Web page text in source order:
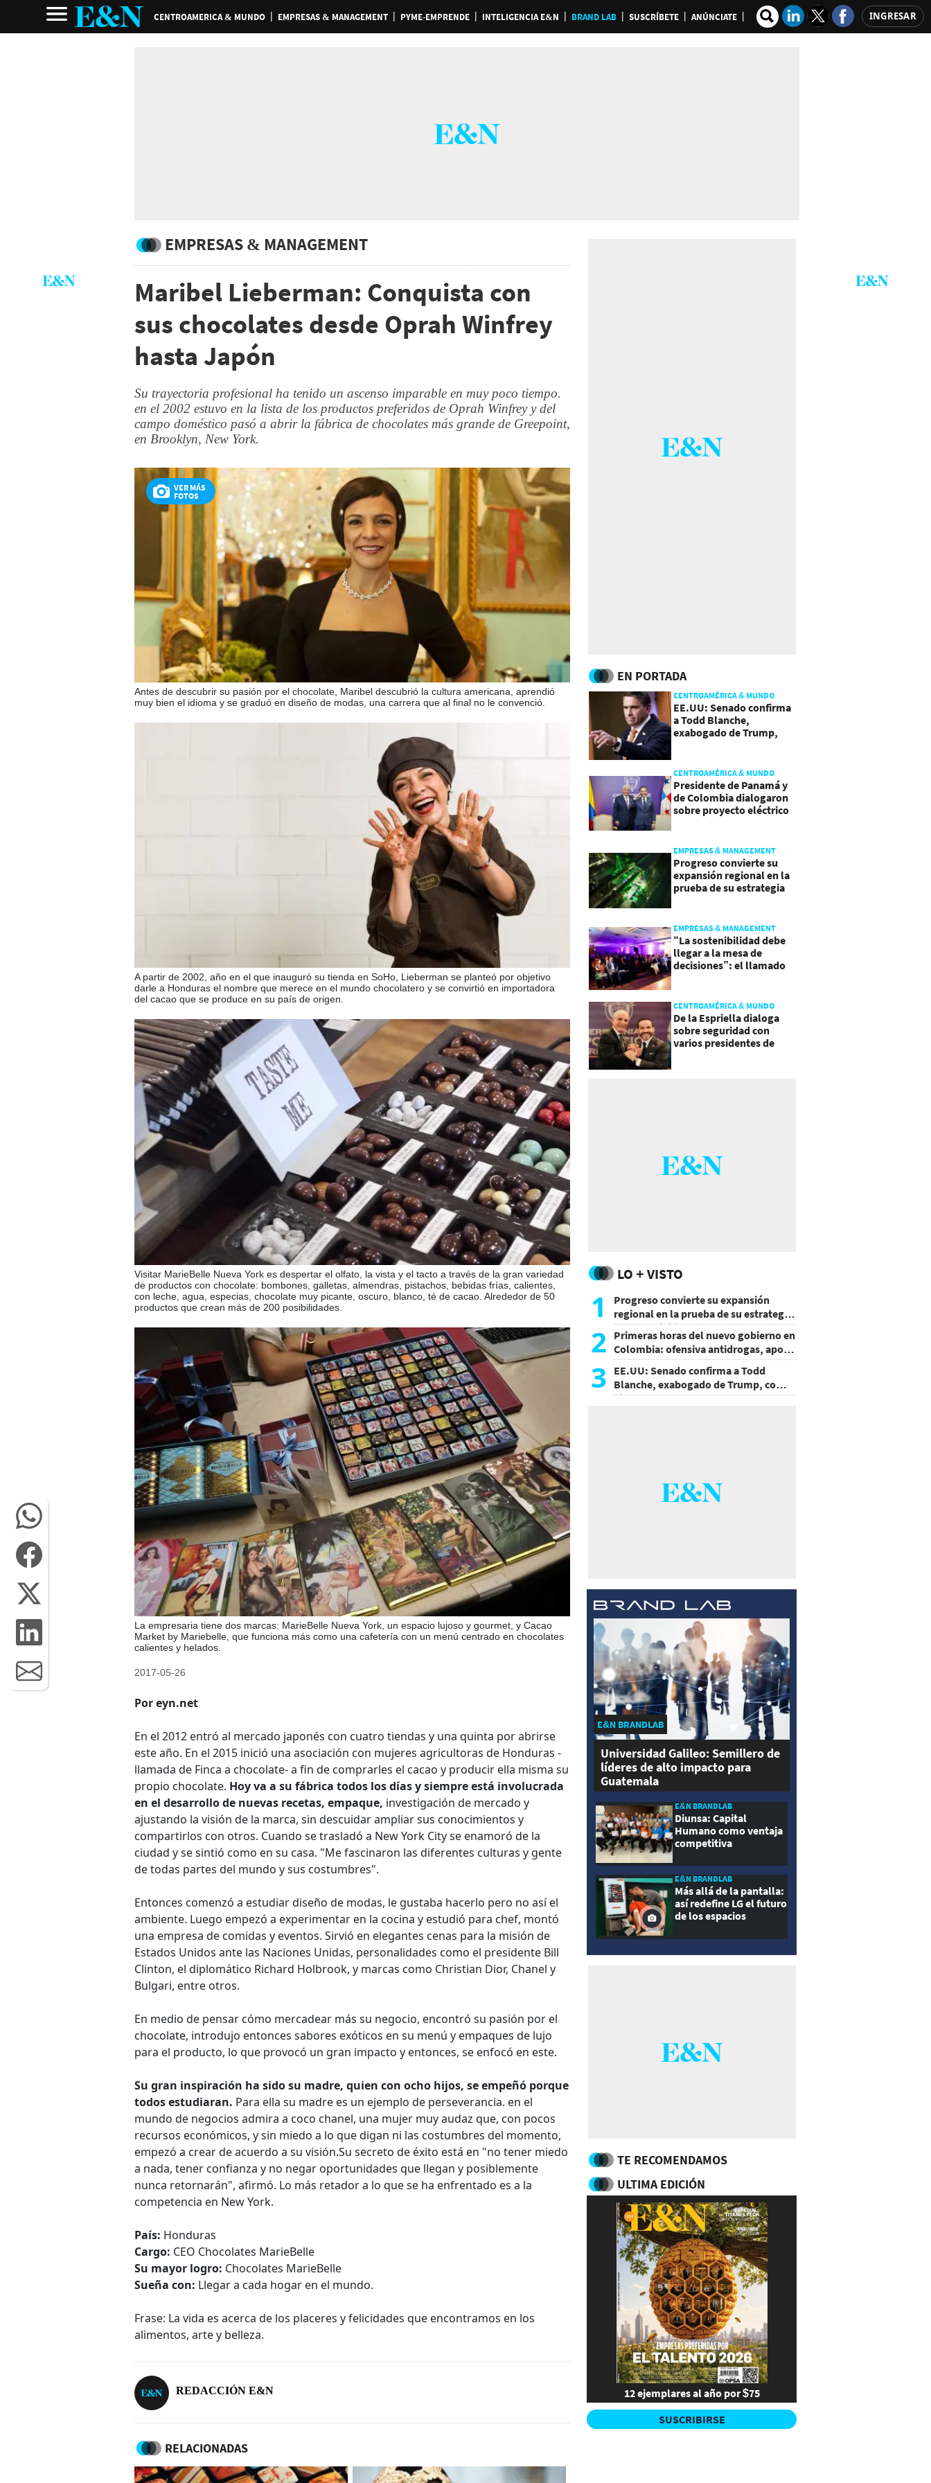
CENTROAMERICA & MUNDO EMPRESAS & MANAGEMENT PYME-EMPRENDE INTELIGENCIA E&N BRAND LAB SUSCRÍBETE ANÚNCIATE INGRESAR
EMPRESAS & MANAGEMENT
Maribel Lieberman: Conquista con
sus chocolates desde Oprah Winfrey
hasta Japón
Su trayectoria profesional ha tenido un ascenso imparable en muy poco tiempo.
en el 2002 estuvo en la lista de los productos preferidos de Oprah Winfrey y del
campo doméstico pasó a abrir la fábrica de chocolates más grande de Greepoint,
en Brooklyn, New York.
VER MÁS
FOTOS
Antes de descubrir su pasión por el chocolate, Maribel descubrió la cultura americana, aprendió
muy bien el idioma y se graduó en diseño de modas, una carrera que al final no le convenció.
A partir de 2002, año en el que inauguró su tienda en SoHo, Lieberman se planteó por objetivo
darle a Honduras el nombre que merece en el mundo chocolatero y se convirtió en importadora
del cacao que se produce en su país de origen.
Visitar MarieBelle Nueva York es despertar el olfato, la vista y el tacto a través de la gran variedad
de productos con chocolate: bombones, galletas, almendras, pistachos, bebidas frías, calientes,
con leche, agua, especias, chocolate muy picante, oscuro, blanco, té de cacao. Alrededor de 50
productos que crean más de 200 posibilidades.
La empresaria tiene dos marcas: MarieBelle Nueva York, un espacio lujoso y gourmet, y Cacao
Market by Mariebelle, que funciona más como una cafetería con un menú centrado en chocolates
calientes y helados.
2017-05-26
Por eyn.net
En el 2012 entró al mercado japonés con cuatro tiendas y una quinta por abrirse
este año. En el 2015 inició una asociación con mujeres agricultoras de Honduras -
llamada de Finca a chocolate- a fin de comprarles el cacao y producir ella misma su
propio chocolate. Hoy va a su fábrica todos los días y siempre está involucrada
en el desarrollo de nuevas recetas, empaque, investigación de mercado y
ajustando la visión de la marca, sin descuidar ampliar sus conocimientos y
compartirlos con otros. Cuando se trasladó a New York City se enamoró de la
ciudad y se sintió como en su casa. "Me fascinaron las diferentes culturas y gente
de todas partes del mundo y sus costumbres".
Entonces comenzó a estudiar diseño de modas, le gustaba hacerlo pero no así el
ambiente. Luego empezó a experimentar en la cocina y estudió para chef, montó
una empresa de comidas y eventos. Sirvió en elegantes cenas para la misión de
Estados Unidos ante las Naciones Unidas, personalidades como el presidente Bill
Clinton, el diplomático Richard Holbrook, y marcas como Christian Dior, Chanel y
Bulgari, entre otros.
En medio de pensar cómo mercadear más su negocio, encontró su pasión por el
chocolate, introdujo entonces sabores exóticos en su menú y empaques de lujo
para el producto, lo que provocó un gran impacto y entonces, se enfocó en este.
Su gran inspiración ha sido su madre, quien con ocho hijos, se empeñó porque
todos estudiaran. Para ella su madre es un ejemplo de perseverancia. en el
mundo de negocios admira a coco chanel, una mujer muy audaz que, con pocos
recursos económicos, y sin miedo a lo que digan ni las costumbres del momento,
empezó a crear de acuerdo a su visión.Su secreto de éxito está en "no tener miedo
a nada, tener confianza y no negar oportunidades que llegan y posiblemente
nunca retornarán", afirmó. Lo más retador a lo que se ha enfrentado es a la
competencia en New York.
País: Honduras
Cargo: CEO Chocolates MarieBelle
Su mayor logro: Chocolates MarieBelle
Sueña con: Llegar a cada hogar en el mundo.
Frase: La vida es acerca de los placeres y felicidades que encontramos en los
alimentos, arte y belleza.
REDACCIÓN E&N
RELACIONADAS
EN PORTADA
CENTROAMÉRICA & MUNDO
EE.UU: Senado confirma
a Todd Blanche,
exabogado de Trump,
CENTROAMÉRICA & MUNDO
Presidente de Panamá y
de Colombia dialogaron
sobre proyecto eléctrico
EMPRESAS & MANAGEMENT
Progreso convierte su
expansión regional en la
prueba de su estrategia
EMPRESAS & MANAGEMENT
“La sostenibilidad debe
llegar a la mesa de
decisiones”: el llamado
CENTROAMÉRICA & MUNDO
De la Espriella dialoga
sobre seguridad con
varios presidentes de
LO + VISTO
1
Progreso convierte su expansión
regional en la prueba de su estrategia
de sostenibilidad
2 Primeras horas del nuevo gobierno en
Colombia: ofensiva antidrogas, apoyo
de EE.UU. y un atentado
3 EE.UU: Senado confirma a Todd
Blanche, exabogado de Trump, como
Fiscal General
E&N BRANDLAB
Universidad Galileo: Semillero de
líderes de alto impacto para
Guatemala
E&N BRANDLAB
Diunsa: Capital
Humano como ventaja
competitiva
E&N BRANDLAB
Más allá de la pantalla:
así redefine LG el futuro
de los espacios
TE RECOMENDAMOS
ULTIMA EDICIÓN
12 ejemplares al año por $75
SUSCRIBIRSE